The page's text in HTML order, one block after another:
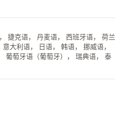
捷克语， 丹麦语， 西班牙语， 荷兰
大利语， 日语， 韩语， 挪威语，
葡萄牙语（葡萄牙）， 瑞典语， 泰